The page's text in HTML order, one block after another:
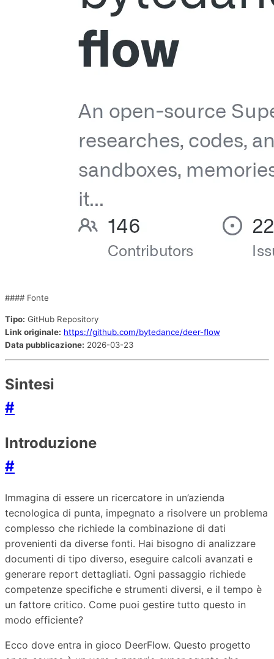
#### Fonte
Tipo: GitHub Repository
Link originale: https://github.com/bytedance/deer-flow
Data pubblicazione: 2026-03-23
Sintesi
#
Introduzione
#
Immagina di essere un ricercatore in un’azienda
tecnologica di punta, impegnato a risolvere un problema
complesso che richiede la combinazione di dati
provenienti da diverse fonti. Hai bisogno di analizzare
documenti di tipo diverso, eseguire calcoli avanzati e
generare report dettagliati. Ogni passaggio richiede
competenze specifiche e strumenti diversi, e il tempo è
un fattore critico. Come puoi gestire tutto questo in
modo efficiente?
Ecco dove entra in gioco DeerFlow. Questo progetto